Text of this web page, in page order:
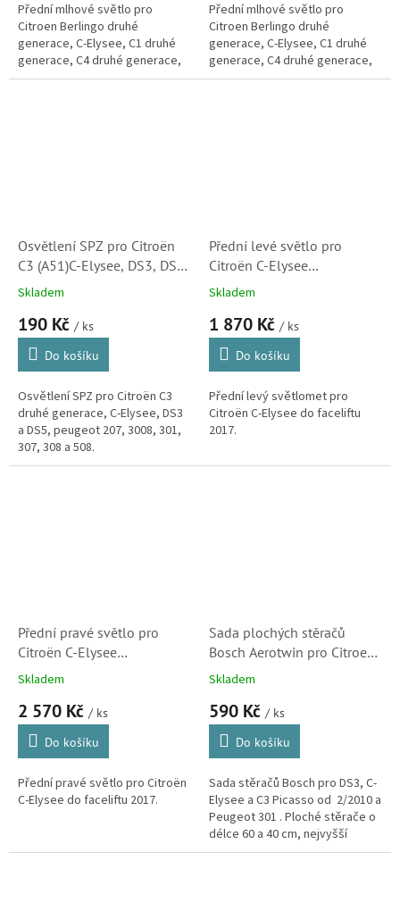
Přední mlhové světlo pro
Citroen Berlingo druhé
generace, C-Elysee, C1 druhé
generace, C4 druhé generace,
C4 Picasso druhé generace,
Přední mlhové světlo pro
Citroen Berlingo druhé
generace, C-Elysee, C1 druhé
generace, C4 druhé generace,
C4 Picasso druhé generace,
Osvětlení SPZ pro Citroën
C3 (A51)C-Elysee, DS3, DS5
(0929920, 6340F0,
Skladem
190 Kč / ks
Do košíku
Osvětlení SPZ pro Citroën C3
druhé generace, C-Elysee, DS3
a DS5, peugeot 207, 3008, 301,
307, 308 a 508.
Přední levé světlo pro
Citroën C-Elysee
(9675140080,
Skladem
1 870 Kč / ks
Do košíku
Přední levý světlomet pro
Citroën C-Elysee do faceliftu
2017.
Přední pravé světlo pro
Citroën C-Elysee
(9675139980,
0921962)
Skladem
2 570 Kč / ks
Do košíku
Přední pravé světlo pro Citroën
C-Elysee do faceliftu 2017.
Sada plochých stěračů
Bosch Aerotwin pro Citroen
C-Elysée, DS3 a C3 Picasso
A116S)
Skladem
590 Kč / ks
Do košíku
Sada stěračů Bosch pro DS3, C-
Elysee a C3 Picasso od 2/2010 a
Peugeot 301 . Ploché stěrače o
délce 60 a 40 cm, nejvyšší
kvality.